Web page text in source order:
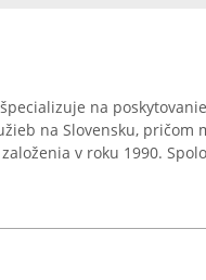
špecializuje na
na Slovensku, pričom
v roku 1990.